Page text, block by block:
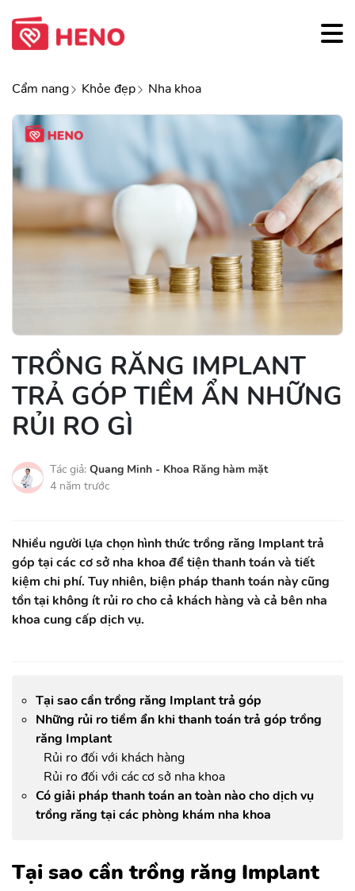
Cẩm nang Khỏe đẹp Nha khoa
TRỒNG RĂNG IMPLANT
TRẢ GÓP TIỀM ẨN NHỮNG
RỦI RO GÌ
Tác giả: Quang Minh - Khoa Răng hàm mặt
4 năm trước
Nhiều người lựa chọn hình thức trồng răng Implant trả
góp tại các cơ sở nha khoa để tiện thanh toán và tiết
kiệm chi phí. Tuy nhiên, biện pháp thanh toán này cũng
tồn tại không ít rủi ro cho cả khách hàng và cả bên nha
khoa cung cấp dịch vụ.
Tại sao cần trồng răng Implant trả góp
Những rủi ro tiềm ẩn khi thanh toán trả góp trồng
răng Implant
Rủi ro đối với khách hàng
Rủi ro đối với các cơ sở nha khoa
Có giải pháp thanh toán an toàn nào cho dịch vụ
trồng răng tại các phòng khám nha khoa
Tại sao cần trồng răng Implant